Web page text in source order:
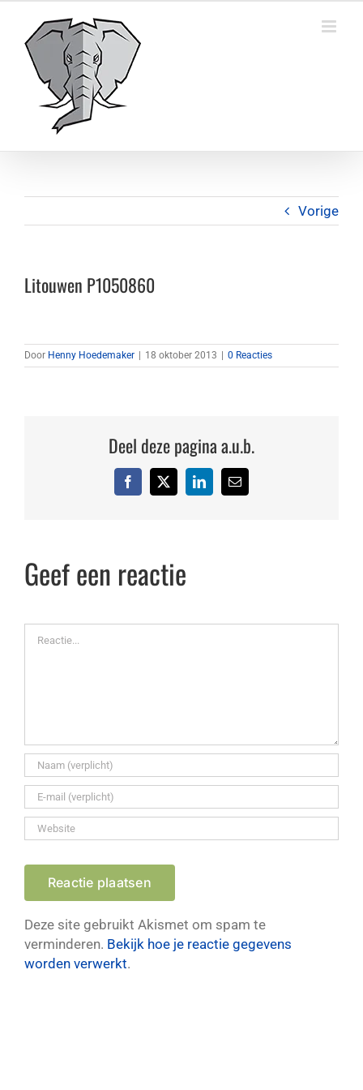
inhoud
Vorige
Litouwen P1050860
Door Henny Hoedemaker | 18 oktober 2013 | 0 Reacties
Deel deze pagina a.u.b.
Facebook
X LinkedIn
E-
mail
Geef een reactie
Reactie
Deze site gebruikt Akismet om spam te
verminderen. Bekijk hoe je reactie gegevens
worden verwerkt.